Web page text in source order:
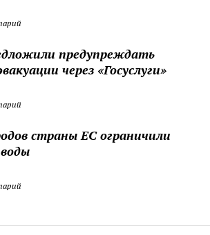
предупреждать
через «Госуслуги»
страны ЕС ограничили